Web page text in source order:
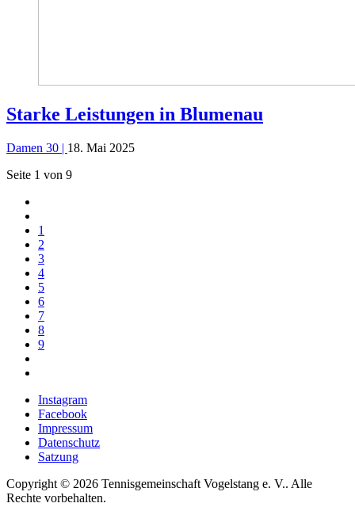
Starke Leistungen in Blumenau
Damen 30 | 18. Mai 2025
Seite 1 von 9
1
2
3
4
5
6
7
8
9
Instagram
Facebook
Impressum
Datenschutz
Satzung
Copyright © 2026 Tennisgemeinschaft Vogelstang e. V.. Alle
Rechte vorbehalten.